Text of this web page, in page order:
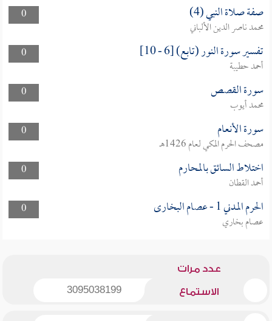
0 صفة صلاة النبي (4)
محمد ناصر الدين الألباني
0
تفسير سورة النور (تابع) [6 - 10]
أحمد حطيبة
0
سورة القصص
محمد أيوب
0
سورة الأنعام
مصحف الحرم المكي لعام 1426هـ
0
اختلاط السائق بالمحارم
أحمد القطان
0
الحرم المدني 1 - عصام البخارى
عصام بخاري
عدد مرات
الاستماع 3095038199